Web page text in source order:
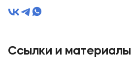
Ссылки и материалы